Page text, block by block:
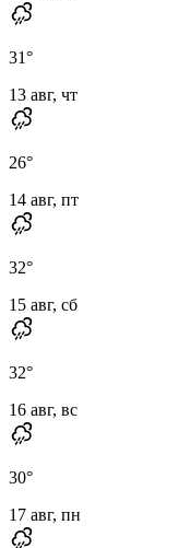
31°
13 авг, чт
26°
14 авг, пт
32°
15 авг, сб
32°
16 авг, вс
30°
17 авг, пн